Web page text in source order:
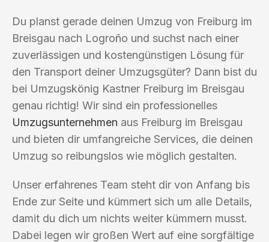
Du planst gerade deinen Umzug von Freiburg im
Breisgau nach Logroño und suchst nach einer
zuverlässigen und kostengünstigen Lösung für
den Transport deiner Umzugsgüter? Dann bist du
bei Umzugskönig Kastner Freiburg im Breisgau
genau richtig! Wir sind ein professionelles
Umzugsunternehmen aus Freiburg im Breisgau
und bieten dir umfangreiche Services, die deinen
Umzug so reibungslos wie möglich gestalten.
Unser erfahrenes Team steht dir von Anfang bis
Ende zur Seite und kümmert sich um alle Details,
damit du dich um nichts weiter kümmern musst.
Dabei legen wir großen Wert auf eine sorgfältige